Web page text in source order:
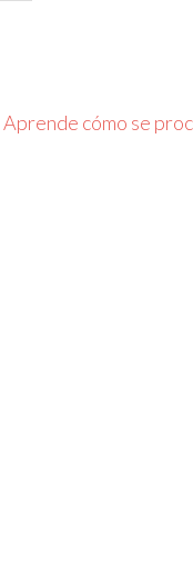
Aprende cómo se